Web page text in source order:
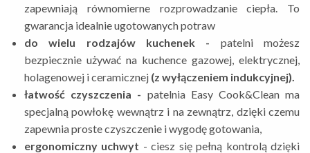
zapewniają równomierne rozprowadzanie ciepła. To
gwarancja idealnie ugotowanych potraw
do wielu rodzajów kuchenek - patelni możesz
bezpiecznie używać na kuchence gazowej, elektrycznej,
holagenowej i ceramicznej (z wyłączeniem indukcyjnej).
łatwość czyszczenia - patelnia Easy Cook&Clean ma
specjalną powłokę wewnątrz i na zewnątrz, dzięki czemu
zapewniaproste czyszczenie i wygodę gotowania,
ergonomiczny uchwyt -ciesz się pełną kontrolą dzięki